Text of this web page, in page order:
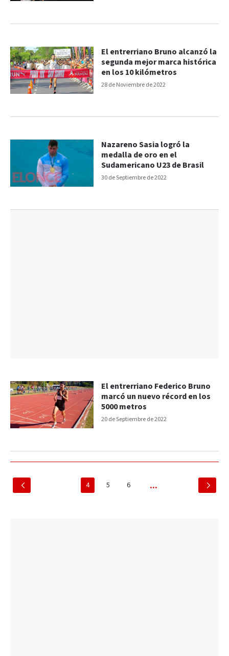
28 de Noviembre de 2022
El entrerriano Bruno alcanzó la
segunda mejor marca histórica
en los 10 kilómetros
30 de Septiembre de 2022
Nazareno Sasia logró la
medalla de oro en el
Sudamericano U23 de Brasil
20 de Septiembre de 2022
El entrerriano Federico Bruno
marcó un nuevo récord en los
5000 metros
4 5 6